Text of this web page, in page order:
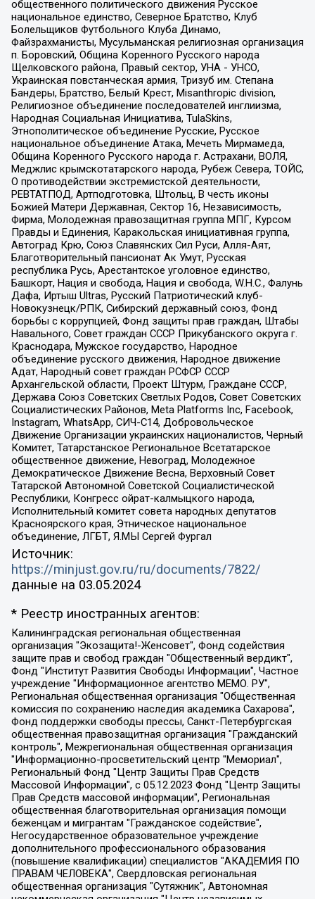
общественного политического движения Русское
национальное единство, Северное Братство, Клуб
Болельщиков Футбольного Клуба Динамо,
Файзрахманисты, Мусульманская религиозная организация
п. Боровский, Община Коренного Русского народа
Щелковского района, Правый сектор, УНА - УНСО,
Украинская повстанческая армия, Тризуб им. Степана
Бандеры, Братство, Белый Крест, Misanthropic division,
Религиозное объединение последователей инглиизма,
Народная Социальная Инициатива, TulaSkins,
Этнополитическое объединение Русские, Русское
национальное объединение Атака, Мечеть Мирмамеда,
Община Коренного Русского народа г. Астрахани, ВОЛЯ,
Меджлис крымскотатарского народа, Рубеж Севера, ТОЙС,
О противодействии экстремистской деятельности,
РЕВТАТПОД, Артподготовка, Штольц, В честь иконы
Божией Матери Державная, Сектор 16, Независимость,
Фирма, Молодежная правозащитная группа МПГ, Курсом
Правды и Единения, Каракольская инициативная группа,
Автоград Крю, Союз Славянских Сил Руси, Алля-Аят,
Благотворительный пансионат Ак Умут, Русская
республика Русь, Арестантское уголовное единство,
Башкорт, Нация и свобода, Нация и свобода, W.H.С., Фалунь
Дафа, Иртыш Ultras, Русский Патриотический клуб-
Новокузнецк/РПК, Сибирский державный союз, Фонд
борьбы с коррупцией, Фонд защиты прав граждан, Штабы
Навального, Совет граждан СССР Прикубанского округа г.
Краснодара, Мужское государство, Народное
объединение русского движения, Народное движение
Адат, Народный совет граждан РСФСР СССР
Архангельской области, Проект Штурм, Граждане СССР,
Держава Союз Советских Светлых Родов, Совет Советских
Социалистических Районов, Meta Platforms Inc, Facebook,
Instagram, WhatsApp, СИЧ-С14, Добровольческое
Движение Организации украинских националистов, Черный
Комитет, Татарстанское Региональное Всетатарское
общественное движение, Невоград, Молодежное
Демократическое Движение Весна, Верховный Совет
Татарской Автономной Советской Социалистической
Республики, Конгресс ойрат-калмыцкого народа,
Исполнительный комитет совета народных депутатов
Красноярского края, Этническое национальное
объединение, ЛГБТ, Я.МЫ Сергей Фургал
Источник:
https://minjust.gov.ru/ru/documents/7822/
данные на 03.05.2024
* Реестр иностранных агентов:
Калининградская региональная общественная организация "Экозащита!-Женсовет", Фонд содействия защите прав и свобод граждан "Общественный вердикт", Фонд "Институт Развития Свободы Информации", Частное учреждение "Информационное агентство МЕМО. РУ", Региональная общественная организация "Общественная комиссия по сохранению наследия академика Сахарова", Фонд поддержки свободы прессы, Санкт-Петербургская общественная правозащитная организация "Гражданский контроль", Межрегиональная общественная организация "Информационно-просветительский центр "Мемориал", Региональный Фонд "Центр Защиты Прав Средств Массовой Информации", с 05.12.2023 Фонд "Центр Защиты Прав Средств массовой информации", Региональная общественная благотворительная организация помощи беженцам и мигрантам "Гражданское содействие", Негосударственное образовательное учреждение дополнительного профессионального образования (повышение квалификации) специалистов "АКАДЕМИЯ ПО ПРАВАМ ЧЕЛОВЕКА", Свердловская региональная общественная организация "Сутяжник", Автономная некоммерческая организация "Центр независимых социологических исследований", Союз общественных объединений "Российский исследовательский центр по правам человека", Региональное общественное учреждение научно-информационный центр "МЕМОРИАЛ", Некоммерческая организация "Фонд защиты гласности", Автономная некоммерческая организация "Институт прав человека", Городская общественная организация "Екатеринбургское общество "МЕМОРИАЛ", Городская общественная организация "Рязанское историко-просветительское и правозащитное общество "Мемориал" (Рязанский Мемориал), Челябинский региональный орган общественной самодеятельности – женское общественное объединение "Женщины Евразии", Челябинский региональный орган общественной самодеятельности "Уральская правозащитная группа", Фонд содействия защите здоровья и социальной справедливости имени Андрея Рылькова, Автономная Некоммерческая Организация "Аналитический Центр Юрия Левады", Автономная некоммерческая организация социальной поддержки населения "Проект Апрель", Региональная общественная организация помощи женщинам и детям, находящимся в кризисной ситуации "Информационно-методический центр "Анна", Фонд содействия развитию массовых коммуникаций и правовому просвещению "Так-так-Так", Фонд содействия устойчивому развитию "Серебряная тайга", Свердловский региональный общественный фонд социальных проектов "Новое время", "Idel.Реалии", Кавказ.Реалии, Крым.Реалии, Телеканал Настоящее Время, Татаро-башкирская служба Радио Свобода (Azatliq Radiosi), Радио Свободная Европа/Радио Свобода (PCE/PC), "Сибирь.Реалии", "Фактограф", Благотворительный фонд помощи осужденным и их семьям, Автономная некоммерческая организация "Институт глобализации и социальных движений", Фонд "В защиту прав заключенных", Частное учреждение "Центр поддержки и содействия развитию средств массовой информации", Пензенский региональный общественный благотворительный фонд "Гражданский союз", "Север.Реалии", Некоммерческая организация Фонд "Правовая инициатива", Общество с ограниченной ответственностью "Радио Свободная Европа/Радио Свобода", Чешское информационное агентство "MEDIUM-ORIENT", Красноярская региональная общественная организация "Мы против СПИДа", Камалягин Денис Николаевич, Маркелов Сергей Евгеньевич, Пономарев Лев Александрович, Савицкая Людмила Алексеевна, Автономная некоммерческая организация "Центр по работе с проблемой насилия "НАСИЛИЮ.НЕТ", Межрегиональный профессиональный союз работников здравоохранения "Альянс врачей", Юридическое лицо, зарегистрированное в Латвийской Республике, SIA "Medusa Project" (регистрационный номер 40103797863, дата регистрации 10.06.2014), Некоммерческая организация "Фонд по борьбе с коррупцией", Автономная некоммерческая организация "Институт права и публичной политики", Баданин Роман Сергеевич, Гликин Максим Александрович, Железнова Мария Михайловна, Лукьянова Юлия Сергеевна, Маетная Елизавета Витальевна, Маняхин Петр Борисович, Чуракова Ольга Владимировна, Ярош Юлия Петровна, Юридическое лицо "The Insider SIA", зарегистрированное в Риге, Латвийская Республика (дата регистрации 26.06.2015), являющееся администратором доменного имени интернет-издания "The Insider SIA", https://theins.ru, Постернак Алексей Евгеньевич, Рубин Михаил Аркадьевич, Анин Роман Александрович, Юридическое лицо Istories fonds, зарегистрированное в Латвийской Республике (регистрационный номер 50008295751, дата регистрации 24.02.2020), Великовский Дмитрий Александрович, Долинина Ирина Николаевна, Мароховская Алеся Алексеевна, Шлейнов Роман Юрьевич, Шмагун Олеся Валентиновна, Общество с ограниченной ответственностью "Альтаир 2021", Общество с ограниченной ответственностью "Вега 2021", Общество с ограниченной ответственностью "Главный редактор 2021", Общество с ограниченной ответственностью "Ромашки монолит", Важенков Артем Валерьевич, Ивановская областная общественная организация "Центр гендерных исследований", Гурман Юрий Альбертович, Медиапроект "ОВД-Инфо", Егоров Владимир Владимирович, Жилинский Владимир Александрович, Общество с ограниченной ответственностью "ЗП", Иванова София Юрьевна, Карезина Инна Павловна, Кильтау Екатерина Викторовна, Петров Алексей Викторович, Пискунов Сергей Евгеньевич, Смирнов Сергей Сергеевич, Тихонов Михаил Сергеевич, Общество с ограниченной ответственностью "ЖУРНАЛИСТ-ИНОСТРАННЫЙ АГЕНТ", Арапова Галина Юрьевна, Вольтская Татьяна Анатольевна, Американская компания "Mason G.E.S. Anonymous Foundation" (США), являющаяся владельцем интернет-издания https://mnews.world/, Компания "Stichting Bellingcat", зарегистрированная в Нидерландах (дата регистрации 11.07.2018), Захаров Андрей Вячеславович, Клепиковская Екатерина Дмитриевна, Общество с ограниченной ответственностью "МЕМО", Перл Роман Александрович, Симонов Евгений Алексеевич, Соловьева Елена Анатольевна, Сотников Даниил Владимирович, Сурначева Елизавета Дмитриевна, Автономная некоммерческая организация по защите прав человека и информированию населения "Якутия – Наше Мнение", Общество с ограниченной ответственностью "Москоу диджитал медиа", с 26.01.2023 Общество с ограниченной ответственностью "Чайка Белые сады", Ветошкина Валерия Валерьевна, Заговора Максим Александрович, Межрегиональное общественное движение "Российская ЛГБТ - сеть", Оленичев Максим Владимирович, Павлов Иван Юрьевич, Скворцова Елена Сергеевна, Общество с ограниченной ответственностью "Как бы инагент", Кочетков Игорь Викторович, Общество с ограниченной ответственностью "Честные выборы", Еланчик Олег Александрович, Общество с ограниченной ответственностью "Нобелевский призыв", Гималова Регина Эмилевна, Григорьев Андрей Валерьевич, Григорьева Алина Александровна, Ассоциация по содействию защите прав призывников, альтернативнослужащих и военнослужащих "Правозащитная группа "Гражданин.Армия.Право", Хисамова Регина Фаритовна, Автономная некоммерческая организация по реализации социально-правовых программ "Лилит", Дальневосточное общественное движение "Маяк", Санкт-Петербургская ЛГБТ-инициативная группа "Выход", Инициативная группа ЛГБТ+ "Реверс", Алексеев Андрей Викторович, Бекбулатова Таисия Львовна, Беляев Иван Михайлович, Владыкина Елена Сергеевна, Гельман Марат Александрович, Никульшина Вероника Юрьевна, Толоконникова Надежда Андреевна, Шендерович Виктор Анатольевич, Общество с ограниченной ответственностью "Данное сообщение", Общество с ограниченной ответственностью Издательский дом "Новая глава", Айнбиндер Александра Александровна, Московский комьюнити-центр для ЛГБТ+инициатив, Благотворительный фонд развития филантропии, Deutsche Welle (Германия, Kurt-Schumacher-Strasse 3, 53113 Bonn), Борзунова Мария Михайловна, Воробьев Виктор Викторович, Голубева Анна Львовна, Константинова Алла Михайловна, Малкова Ирина Владимировна, Мурадов Мурад Абдулгалимович, Осетинская Елизавета Николаевна, Понасенков Евгений Николаевич, Ганапольский Матвей Юрьевич, Киселев Евгений Алексеевич, Борухович Ирина Григорьевна, Дремин Иван Тимофеевич, Дубровский Дмитрий Викторович, Красноярская региональная общественная организация поддержки и развития альтернативных образовательных технологий и межкультурных коммуникаций "ИНТЕРРА", Маяковская Екатерина Алексеевна, Фейгин Марк Захарович, Филимонов Андрей Викторович, Дзугкоева Регина Николаевна, Доброхотов Роман Александрович, Дудь Юрий Александрович, Елкин Сергей Владимирович, Кругликов Кирилл Игоревич, Сабунаева Мария Леонидовна, Семенов Алексей Владимирович, Шаинян Карен Багратович, Шульман Екатерина Михайловна, Асафьев Артур Валерьевич, Вахштайн Виктор Семенович, Венедиктов Алексей Алексеевич, Лушникова Екатерина Евгеньевна, Волков Леонид Михайлович, Невзоров Александр Глебович, Пархоменко Сергей Борисович, Сироткин Ярослав Николаевич, Кара-Мурза Владимир Владимирович, Баранова Наталья Владимировна, Гозман Леонид Яковлевич, Кагарлицкий Борис Юльевич, Климарев Михаил Валерьевич, Милов Владимир Станиславович, Автономная некоммерческая организация Краснодарский центр современного искусства "Типография", Моргенштерн Алишер Тагирович, Соболь Любовь Эдуардовна, Общество с ограниченной ответственностью "ЛИЗА НОРМ", Каспаров Гарри Кимович, Ходорковский Михаил Борисович, Общество с ограниченной ответственностью "Апрельские тезисы", Данилович Ирина Брониславовна, Кашин Олег Владимирович, Петров Николай Владимирович, Пивоваров Алексей Владимирович, Соколов Михаил Владимирович, Цветкова Юлия Владимировна, Чичваркин Евгений Александрович, Комитет против пыток/Команда против пыток, Общество с ограниченной ответственностью "Первый научный", Общество с ограниченной ответственностью "Вертолет и ко", Белоцерковская Вероника Борисовна, Кац Максим Евгеньевич, Лазарева Татьяна Юрьевна, Шаведдинов Руслан Табризович, Яшин Илья Валерьевич, Общество с ограниченной ответственностью "Иноагент ААВ", Алешковский Дмитрий Петрович, Альбац Евгения Марковна, Быков Дмитрий Львович, Галямина Юлия Евгеньевна, Лойко Сергей Леонидович, Мартынов Кирилл Константинович, Медведев Сергей Александрович, Крашенинников Федор Геннадиевич, Гордеева Катерина Вл